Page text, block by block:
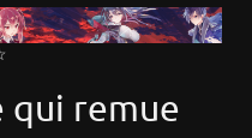
qui remue